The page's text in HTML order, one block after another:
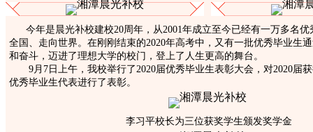
今年是晨光补校建校20周年，从2001年成立至今已经有一万多名
全国、走向世界。 在刚刚结束的2020年高考中，又有一批优秀毕业生
和奋斗，迈进了理想大学的校门，登上了人生更高的舞台。
9月7日上午，我校举行了2020届优秀毕业生表彰大会，对2020届
优秀毕业生代表进行了表彰。
李习平校长为三位获奖学生颁发奖学金